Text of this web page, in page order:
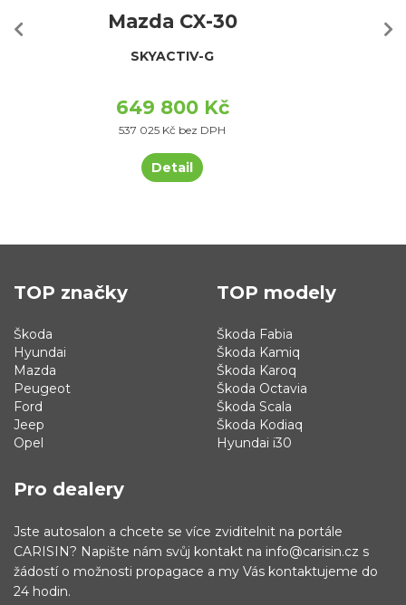
Mazda CX-30
SKYACTIV-G
649 800 Kč
537 025 Kč bez DPH
Detail
TOP značky
Škoda
Hyundai
Mazda
Peugeot
Ford
Jeep
Opel
TOP modely
Škoda Fabia
Škoda Kamiq
Škoda Karoq
Škoda Octavia
Škoda Scala
Škoda Kodiaq
Hyundai i30
Pro dealery
Jste autosalon a chcete se více zviditelnit na portále
CARISIN? Napište nám svůj kontakt na info@carisin.cz s
žádostí o možnosti propagace a my Vás kontaktujeme do
24 hodin.